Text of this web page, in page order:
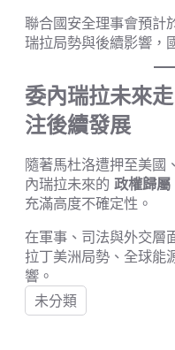
聯合國安全理事會預計
瑞拉局勢與後續影響，
委內瑞拉未來
注後續發展
隨著馬杜洛遭押至美國
內瑞拉未來的 政權歸屬
充滿高度不確定性。
在軍事、司法與外交層
拉丁美洲局勢、全球能
響。
未分類